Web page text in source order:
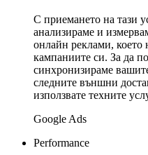
С приемането на тази
анализираме и
онлайн реклами, което
кампаниите си. За да
синхронизираме
следните външни
използвате техните
Google Ads
Performance